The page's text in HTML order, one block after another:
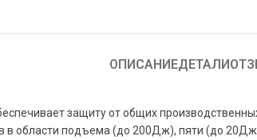
ОПИСАНИЕДЕТАЛИ
защиту от общих
в области подъема (до 200Дж), пяти (до